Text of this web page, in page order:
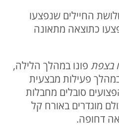
שלושת החיילים שנפצעו
כתוצאה מתאונה
בצפת פונו במהלך הלילה,
פעילות מבצעית
סובלים מחבלות
מוגדרים באורח קל
דחופה.